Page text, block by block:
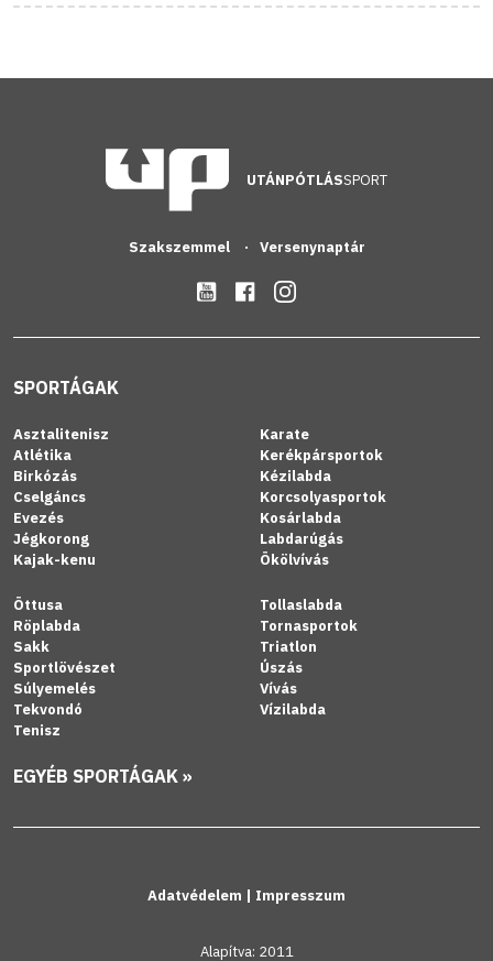
UTÁNPÓTLÁSSPORT
Szakszemmel Versenynaptár
SPORTÁGAK
Asztalitenisz
Atlétika
Birkózás
Cselgáncs
Evezés
Jégkorong
Kajak-kenu
Karate
Kerékpársportok
Kézilabda
Korcsolyasportok
Kosárlabda
Labdarúgás
Ökölvívás
Öttusa
Röplabda
Sakk
Sportlövészet
Súlyemelés
Tekvondó
Tenisz
Tollaslabda
Tornasportok
Triatlon
Úszás
Vívás
Vízilabda
EGYÉB SPORTÁGAK »
Adatvédelem | Impresszum
Alapítva: 2011